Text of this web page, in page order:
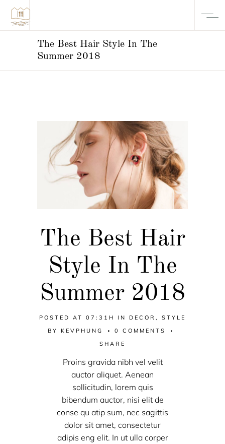
The Best Hair Style In The
Summer 2018
The Best Hair
Style In The
Summer 2018
POSTED AT 07:31H IN DECOR , STYLE
BY KEVPHUNG
0 COMMENTS
SHARE
Proins gravida nibh vel velit
auctor aliquet. Aenean
sollicitudin, lorem quis
bibendum auctor, nisi elit de
conse qu atip sum, nec sagittis
dolor sit amet, consectetur
adipis eng elit. In ut ulla corper